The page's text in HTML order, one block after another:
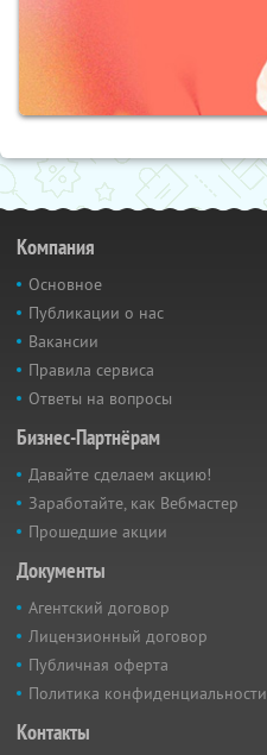
Компания
Основное
Публикации о нас
Вакансии
Правила сервиса
Ответы на вопросы
Бизнес-Партнёрам
Давайте сделаем акцию!
Заработайте, как Вебмастер
Прошедшие акции
Документы
Агентский договор
Лицензионный договор
Публичная оферта
Политика конфиденциальности
Контакты